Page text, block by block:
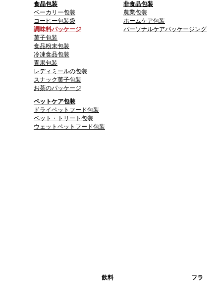
食品包装
ベーカリー包装
コーヒー包装袋
調味料パッケージ
菓子包装
食品粉末包装
冷凍食品包装
青果包装
レディミールの包装
スナック菓子包装
お茶のパッケージ
非食品包装
農業包装
ホームケア包装
パーソナルケアパッケージング
ペットケア包装
ドライペットフード包装
ペット・トリート包装
ウェットペットフード包装
飲料
フラ